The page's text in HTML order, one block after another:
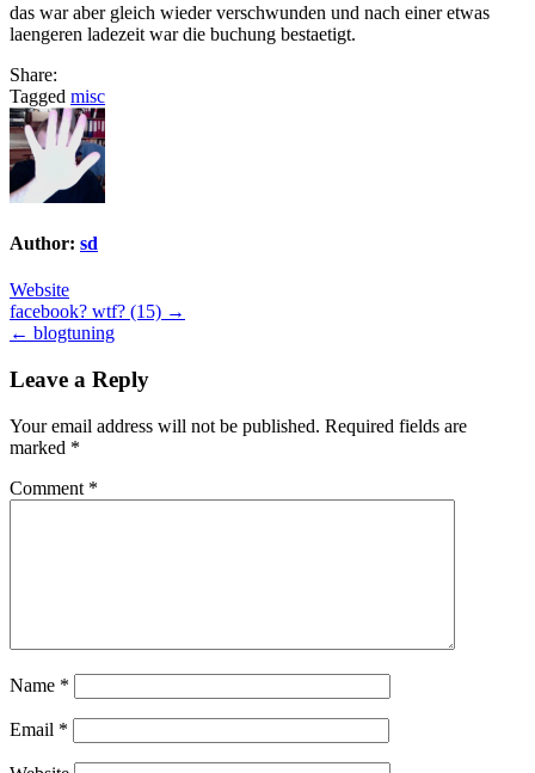
das war aber gleich wieder verschwunden und nach einer etwas
laengeren ladezeit war die buchung bestaetigt.
Share:
Tagged misc
Author: sd
Website
Post
navigation
facebook? wtf? (15) →
← blogtuning
Leave a Reply
Your email address will not be published. Required fields are
marked *
Comment *
Name *
Email *